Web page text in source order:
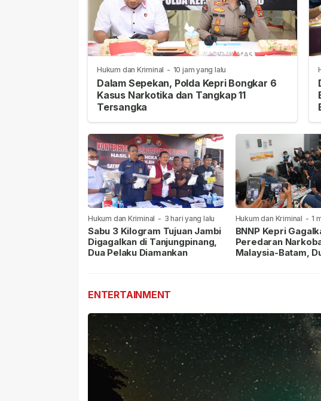
Hukum dan Kriminal - 10 jam yang lalu
Dalam Sepekan, Polda Kepri Bongkar 6
Kasus Narkotika dan Tangkap 11
Tersangka
Hukum dan Kriminal - 3 hari yang lalu
Sabu 3 Kilogram Tujuan Jambi
Digagalkan di Tanjungpinang,
Dua Pelaku Diamankan
Hukum dan Kriminal - 1
lalu
BNNP Kepri
Peredaran
Malaysia-Batam,
ENTERTAINMENT